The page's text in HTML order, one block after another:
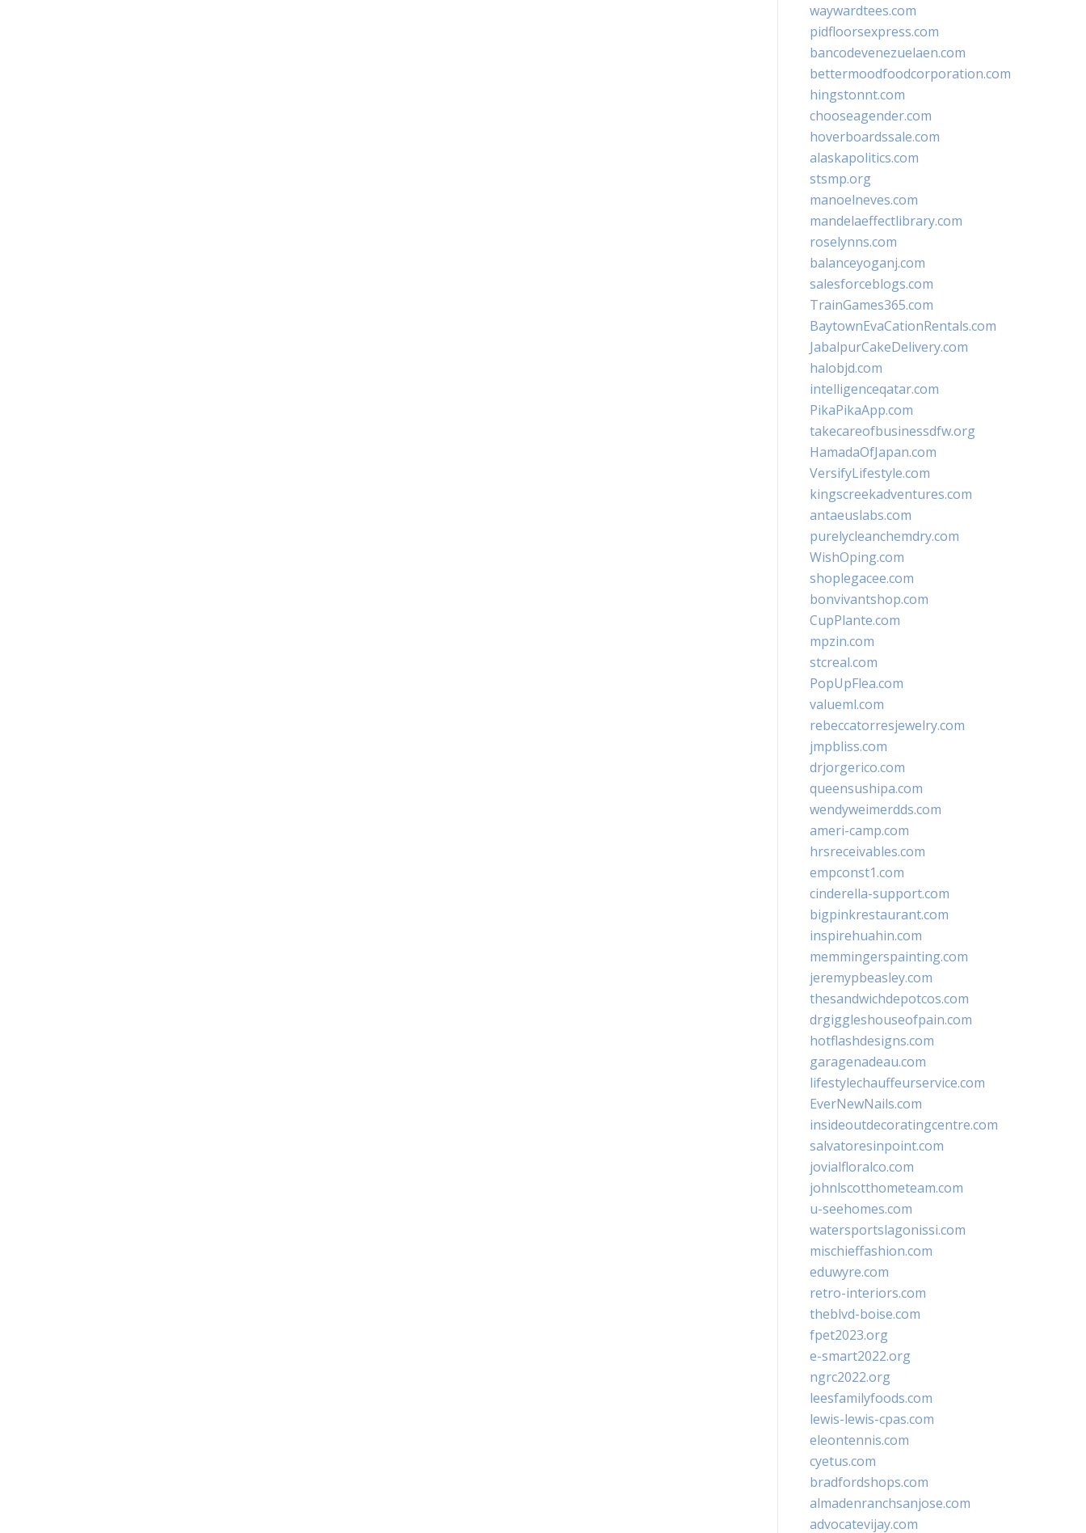
waywardtees.com
pidfloorsexpress.com
bancodevenezuelaen.com
bettermoodfoodcorporation.com
hingstonnt.com
chooseagender.com
hoverboardssale.com
alaskapolitics.com
stsmp.org
manoelneves.com
mandelaeffectlibrary.com
roselynns.com
balanceyoganj.com
salesforceblogs.com
TrainGames365.com
BaytownEvaCationRentals.com
JabalpurCakeDelivery.com
halobjd.com
intelligenceqatar.com
PikaPikaApp.com
takecareofbusinessdfw.org
HamadaOfJapan.com
VersifyLifestyle.com
kingscreekadventures.com
antaeuslabs.com
purelycleanchemdry.com
WishOping.com
shoplegacee.com
bonvivantshop.com
CupPlante.com
mpzin.com
stcreal.com
PopUpFlea.com
valueml.com
rebeccatorresjewelry.com
jmpbliss.com
drjorgerico.com
queensushipa.com
wendyweimerdds.com
ameri-camp.com
hrsreceivables.com
empconst1.com
cinderella-support.com
bigpinkrestaurant.com
inspirehuahin.com
memmingerspainting.com
jeremypbeasley.com
thesandwichdepotcos.com
drgiggleshouseofpain.com
hotflashdesigns.com
garagenadeau.com
lifestylechauffeurservice.com
EverNewNails.com
insideoutdecoratingcentre.com
salvatoresinpoint.com
jovialfloralco.com
johnlscotthometeam.com
u-seehomes.com
watersportslagonissi.com
mischieffashion.com
eduwyre.com
retro-interiors.com
theblvd-boise.com
fpet2023.org
e-smart2022.org
ngrc2022.org
leesfamilyfoods.com
lewis-lewis-cpas.com
eleontennis.com
cyetus.com
bradfordshops.com
almadenranchsanjose.com
advocatevijay.com